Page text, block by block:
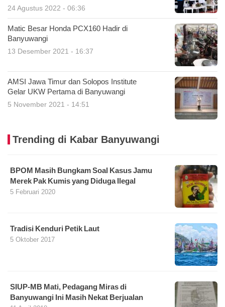
24 Agustus 2022 - 06:36
Matic Besar Honda PCX160 Hadir di
Banyuwangi
13 Desember 2021 - 16:37
AMSI Jawa Timur dan Solopos Institute
Gelar UKW Pertama di Banyuwangi
5 November 2021 - 14:51
Trending di Kabar Banyuwangi
BPOM Masih Bungkam Soal Kasus Jamu
Merek Pak Kumis yang Diduga Ilegal
5 Februari 2020
Tradisi Kenduri Petik Laut
5 Oktober 2017
SIUP-MB Mati, Pedagang Miras di
Banyuwangi Ini Masih Nekat Berjualan